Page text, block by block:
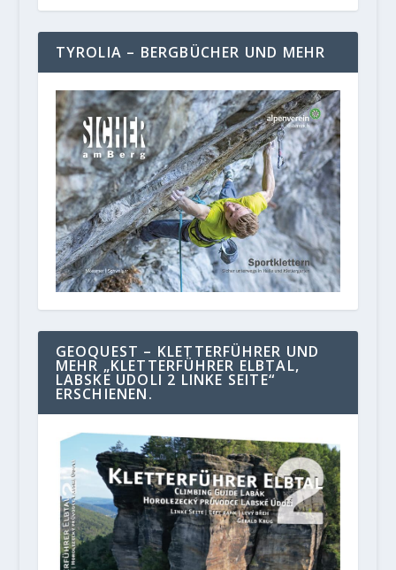
TYROLIA – BERGBÜCHER UND MEHR
GEOQUEST – KLETTERFÜHRER UND
MEHR „KLETTERFÜHRER ELBTAL,
LABSKE UDOLI 2 LINKE SEITE“
ERSCHIENEN.